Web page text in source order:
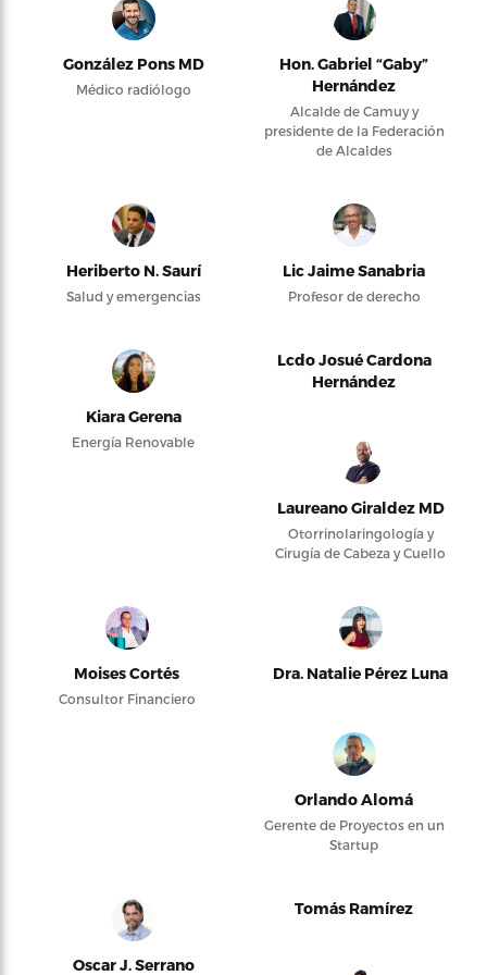
González Pons MD
Médico radiólogo
Hon. Gabriel “Gaby”
Hernández
Alcalde de Camuy y
presidente de la Federación
de Alcaldes
Heriberto N. Saurí
Salud y emergencias
Lic Jaime Sanabria
Profesor de derecho
Kiara Gerena
Energía Renovable
Lcdo Josué Cardona
Hernández
Laureano Giraldez MD
Otorrinolaringología y
Cirugía de Cabeza y Cuello
Moises Cortés
Consultor Financiero
Dra. Natalie Pérez Luna
Orlando Alomá
Gerente de Proyectos en un
Startup
Oscar J. Serrano
Tomás Ramírez